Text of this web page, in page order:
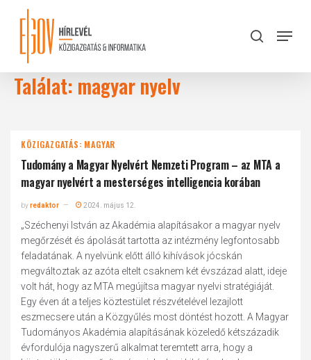
content
search
Menu
Találat: magyar nyelv
KÖZIGAZGATÁS: MAGYAR
Tudomány a Magyar Nyelvért Nemzeti Program – az MTA a
magyar nyelvért a mesterséges intelligencia korában
byredaktor 2024. május 12.
„Széchenyi István az Akadémia alapításakor a magyar nyelv
megőrzését és ápolását tartotta az intézmény legfontosabb
feladatának. A nyelvünk előtt álló kihívások jócskán
megváltoztak az azóta eltelt csaknem két évszázad alatt, ideje
volt hát, hogy az MTA megújítsa magyar nyelvi stratégiáját.
Egy éven át a teljes köztestület részvételével lezajlott
eszmecsere után a Közgyűlés most döntést hozott. A Magyar
Tudományos Akadémia alapításának közeledő kétszázadik
évfordulója nagyszerű alkalmat teremtett arra, hogy a
Close